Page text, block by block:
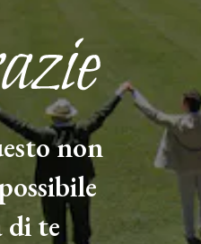
non
di te